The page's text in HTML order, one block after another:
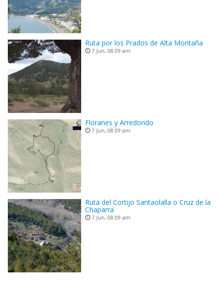
Ruta por los Prados de Alta Montaña
7 Jun, 08:09 am
Floranes y Arredondo
7 Jun, 08:09 am
Ruta del Cortijo Santaolalla o Cruz de la
Chaparra
7 Jun, 08:09 am